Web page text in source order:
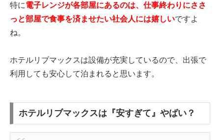
特に電子レンジが各部屋にあるのは、仕事終わりにささ
っと部屋で食事を済ませたい社会人には嬉しいですよ
ね。
ホテルリブマックスは設備が充実しているので、出張で
利用しても安心して泊まれると思います。
ホテルリブマックスは『安すぎて』やばい？